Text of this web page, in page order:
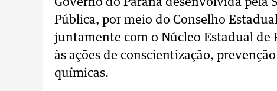
Governo do Paraná desenvolvida pela
Pública, por meio do Conselho
juntamente com o Núcleo Estadual de
às ações de conscientização,
químicas.